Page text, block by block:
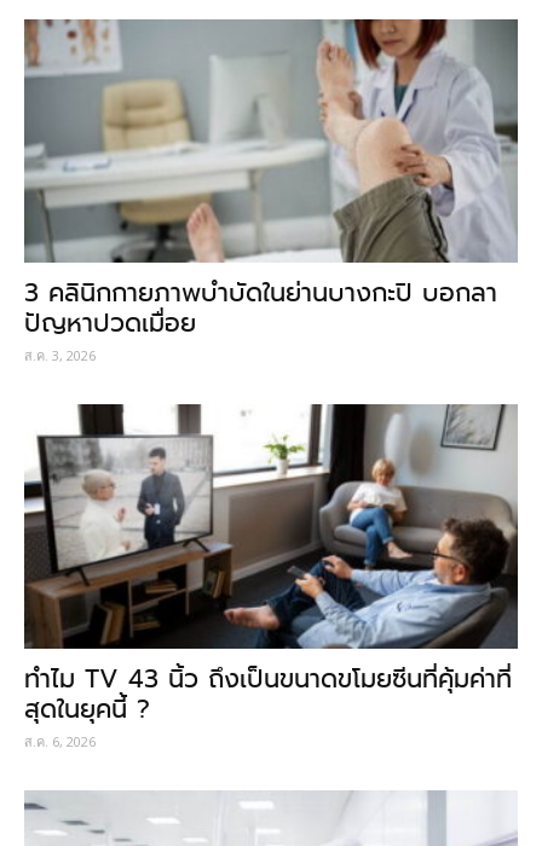
3 คลินิกกายภาพบำบัดในย่านบางกะปิ บอกลา
ปัญหาปวดเมื่อย
ส.ค. 3, 2026
ทำไม TV 43 นิ้ว ถึงเป็นขนาดขโมยซีนที่คุ้มค่าที่
สุดในยุคนี้ ?
ส.ค. 6, 2026